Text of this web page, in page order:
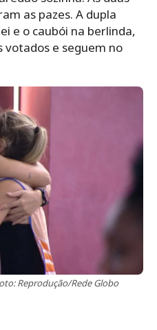
as pazes. A dupla
e o caubói na berlinda,
votados e seguem no
Reprodução/Rede Globo